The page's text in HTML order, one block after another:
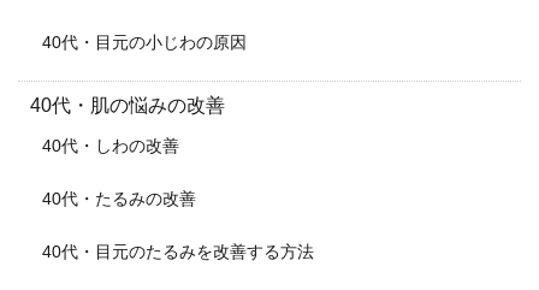
40代・目元の小じわの原因
40代・肌の悩みの改善
40代・しわの改善
40代・たるみの改善
40代・目元のたるみを改善する方法